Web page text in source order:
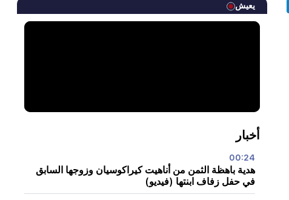
يعيش
أخبار
00:24
هدية باهظة الثمن من أناهيت كيراكوسيان وزوجها السابق
في حفل زفاف ابنتها (فيديو)